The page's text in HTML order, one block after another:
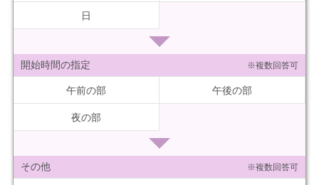
日
開始時間の指定 ※複数回答可
午前の部 午後の部
夜の部
その他 ※複数回答可